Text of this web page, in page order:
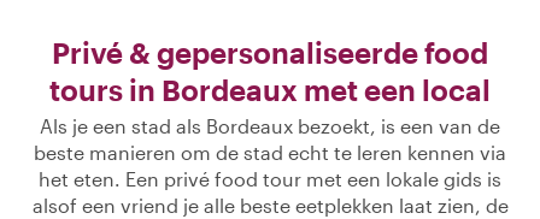
Privé & gepersonaliseerde food
tours in Bordeaux met een local
Als je een stad als Bordeaux bezoekt, is een van de
beste manieren om de stad echt te leren kennen via
het eten. Een privé food tour met een lokale gids is
alsof een vriend je alle beste eetplekken laat zien, de